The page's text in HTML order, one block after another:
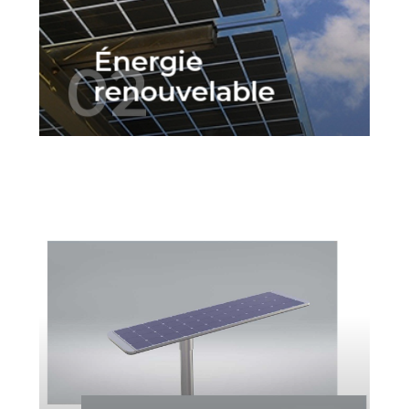
02
Énergie
renouvelable
engagement de PANAFRICAN
GREEN ENERGY...
PANAFRICAN GREEN ENERGY,
consciente du manque d’éclairage
dans des nombreuses villes et zones
rurales, s’est associée à un important